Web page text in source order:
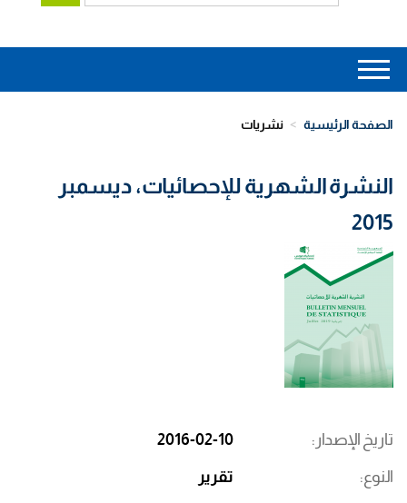
Main
navigation
الصفحة الرئيسية نشريات
النشرة الشهرية للإحصائيات، ديسمبر
2015
تاريخ الإصدار 2016-02-10
النوع تقرير